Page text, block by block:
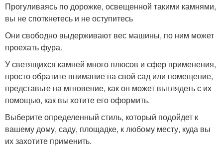
Прогуливаясь по дорожке, освещенной такими камнями,
вы не споткнетесь и не оступитесь
Они свободно выдерживают вес машины, по ним может
проехать фура.
У светящихся камней много плюсов и сфер применения,
просто обратите внимание на свой сад или помещение,
представьте на мгновение, как он может выглядеть с их
помощью, как вы хотите его оформить.
Выберите определенный стиль, который подойдет к
вашему дому, саду, площадке, к любому месту, куда вы
их захотите применить.